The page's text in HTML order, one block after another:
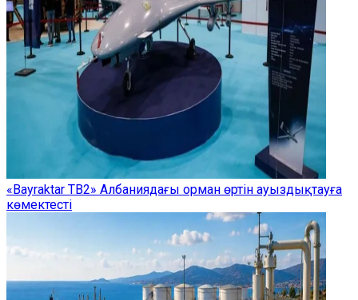
«Bayraktar TB2» Албаниядағы орман өртін ауыздықтауға
көмектесті